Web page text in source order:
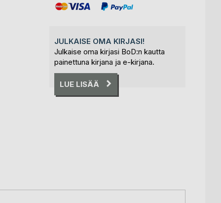
JULKAISE OMA KIRJASI!
Julkaise oma kirjasi BoD:n kautta
painettuna kirjana ja e-kirjana.
LUE LISÄÄ